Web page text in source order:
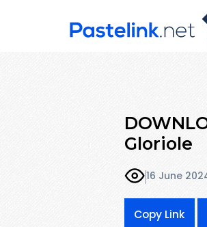
Gloriole
16 June
Copy Link